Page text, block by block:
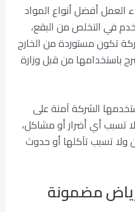
العمل أفضل أنواع المواد
في التخلص من البقع،
تكون مستوردة من الخارج
باستخدامها من قبل وزارة
الشركة آمنة على
تسبب أي أضرار أو مشاكل،
ولا تسبب تآكلها أو حدوث
مضمونة